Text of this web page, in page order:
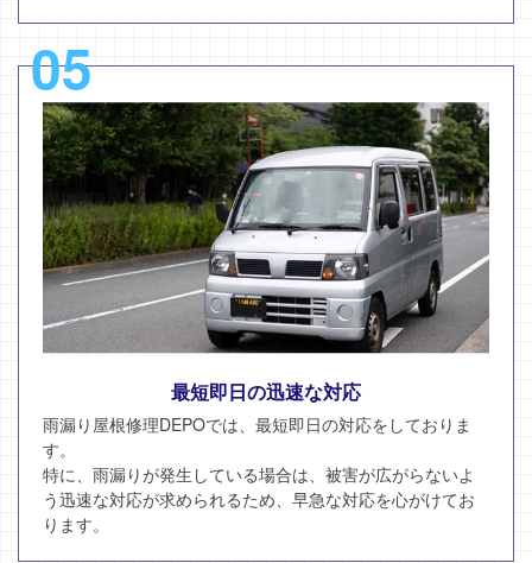
05
最短即日の迅速な対応
雨漏り屋根修理DEPOでは、最短即日の対応をしておりま
す。
特に、雨漏りが発生している場合は、被害が広がらないよ
う迅速な対応が求められるため、早急な対応を心がけてお
ります。